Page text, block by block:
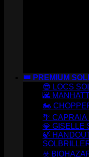
👑 PREMIUM
😎 LOCS
🌆
🏍️
🌴 CAPRAIA
💎 GISELLE
🍃
☣️